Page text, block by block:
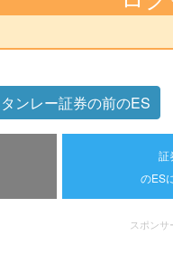
ンレー証券の前のES
証
のES
スポンサ